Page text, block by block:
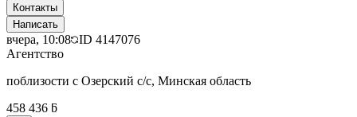
Контакты
Написать
вчера, 10:08 ID 4147076
Агентство
поблизости с Озерский с/с, Минская область
458 436 ƃ